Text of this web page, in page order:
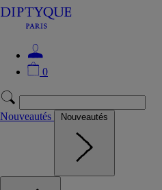
0
Nouveautés Nouveautés